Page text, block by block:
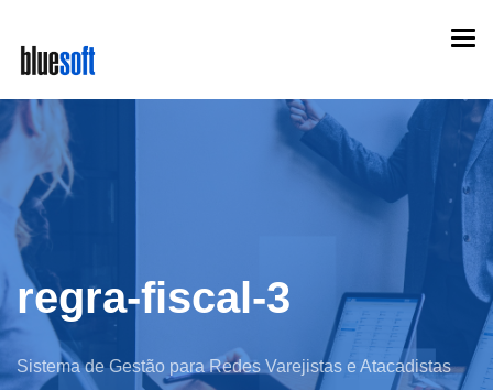
main
content
regra-fiscal-3
Sistema de Gestão para Redes Varejistas e Atacadistas